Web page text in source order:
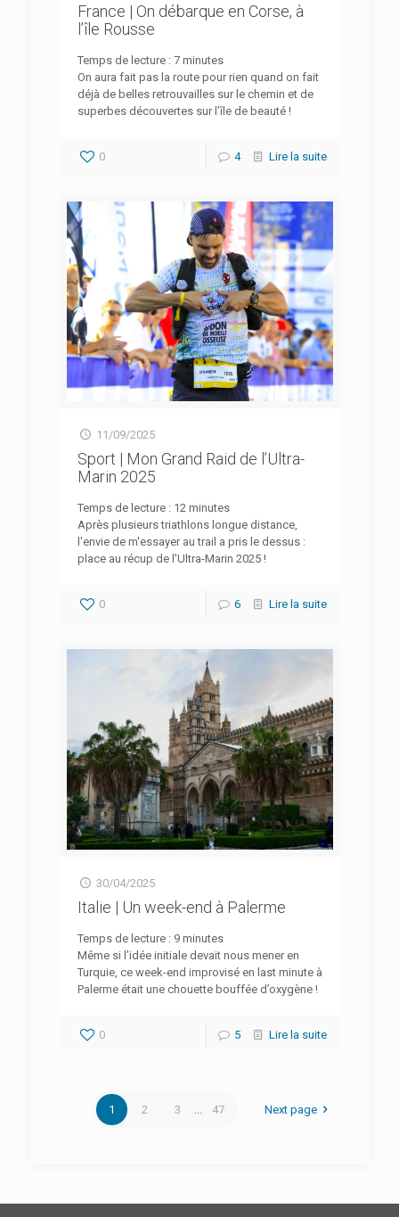
France | On débarque en Corse, à
l’île Rousse
Temps de lecture : 7 minutes
On aura fait pas la route pour rien quand on fait
déjà de belles retrouvailles sur le chemin et de
superbes découvertes sur l’île de beauté !
0 4 Lire la suite
11/09/2025
Sport | Mon Grand Raid de l’Ultra-
Marin 2025
Temps de lecture : 12 minutes
Après plusieurs triathlons longue distance,
l'envie de m'essayer au trail a pris le dessus :
place au récup de l'Ultra-Marin 2025 !
0 6 Lire la suite
30/04/2025
Italie | Un week-end à Palerme
Temps de lecture : 9 minutes
Même si l’idée initiale devait nous mener en
Turquie, ce week-end improvisé en last minute à
Palerme était une chouette bouffée d’oxygène !
0 5 Lire la suite
1 2 3 47 Next page